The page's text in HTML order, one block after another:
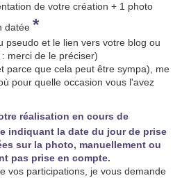
de votre création + 1 photo
datée *
pseudo et le lien vers votre blog ou
merci de le préciser)
parce que cela peut être sympa), me
pour quelle occasion vous l'avez
réalisation en cours de
indiquant la date du jour de prise
sur la photo, manuellement ou
pas prise en compte.
vos participations, je vous demande